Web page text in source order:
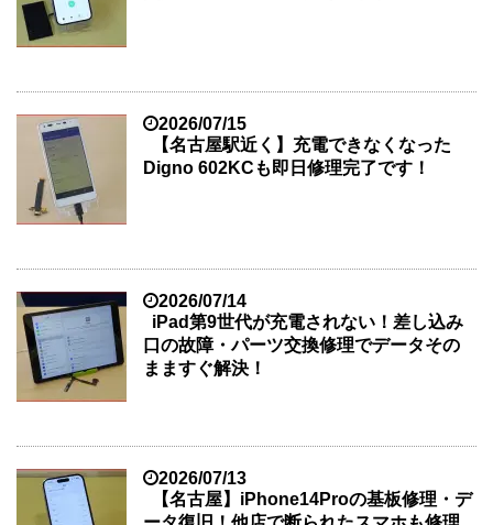
2026/07/15
【名古屋駅近く】充電できなくなった
Digno 602KCも即日修理完了です！
2026/07/14
iPad第9世代が充電されない！差し込み
口の故障・パーツ交換修理でデータその
まますぐ解決！
2026/07/13
【名古屋】iPhone14Proの基板修理・デ